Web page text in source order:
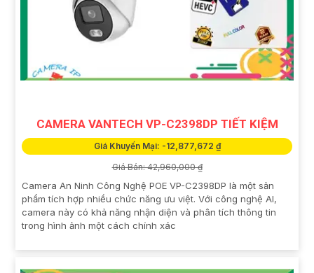
CAMERA VANTECH VP-C2398DP TIẾT KIỆM
Giá Khuyến Mại: -12,877,672 ₫
Giá Bán: 42,960,000 ₫
Camera An Ninh Công Nghệ POE VP-C2398DP là một sản
phẩm tích hợp nhiều chức năng ưu việt. Với công nghệ AI,
camera này có khả năng nhận diện và phân tích thông tin
trong hình ảnh một cách chính xác